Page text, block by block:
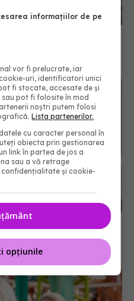
2026: bunăstarea în
durerea rămâne și
informațiilor de pe
vor fi prelucrate, iar
uri, identificatori unici
fi stocate, accesate de și
pot fi folosite în mod
noștri putem folosi
Lista partenerilor.
cu caracter personal în
obiecta prin gestionarea
link în partea de jos a
sau a vă retrage
și cookie-
opțiunile